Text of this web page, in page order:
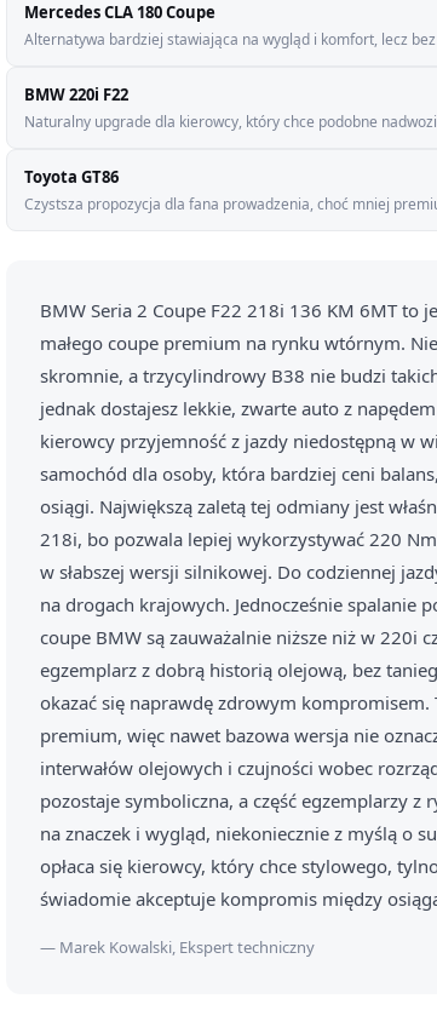
Mercedes CLA 180 Coupe
Alternatywa bardziej stawiająca na wygląd i komfort, lecz bez
BMW 220i F22
Naturalny upgrade dla kierowcy, który chce podobne
Toyota GT86
Czystsza propozycja dla fana prowadzenia, choć mniej
BMW Seria 2 Coupe F22 218i 136 KM 6MT to
małego coupe premium na rynku wtórnym.
skromnie, a trzycylindrowy B38 nie budzi
jednak dostajesz lekkie, zwarte auto z
kierowcy przyjemność z jazdy niedostępną w
samochód dla osoby, która bardziej ceni
osiągi. Największą zaletą tej odmiany jest
218i, bo pozwala lepiej wykorzystywać 220
w słabszej wersji silnikowej. Do codziennej
na drogach krajowych. Jednocześnie spalanie
coupe BMW są zauważalnie niższe niż w 220i
egzemplarz z dobrą historią olejową, bez
okazać się naprawdę zdrowym kompromisem.
premium, więc nawet bazowa wersja nie
interwałów olejowych i czujności wobec
pozostaje symboliczna, a część egzemplarzy z
na znaczek i wygląd, niekoniecznie z myślą o
opłaca się kierowcy, który chce stylowego,
świadomie akceptuje kompromis między
— Marek Kowalski, Ekspert techniczny